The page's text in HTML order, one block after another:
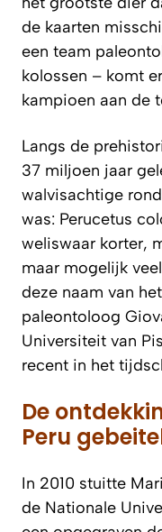
de kaarten
een team
kolossen – komt
kampioen aan de
Langs de
37 miljoen jaar
walvisachtige
was: Perucetus
weliswaar korter,
maar mogelijk
deze naam van
paleontoloog
Universiteit van
recent in het
De
Peru
In 2010 stuitte
de Nationale